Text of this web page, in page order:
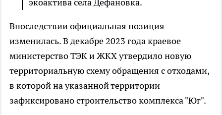
экоактива села Дефановка.
Впоследствии официальная позиция
изменилась. В декабре 2023 года краевое
министерство ТЭК и ЖКХ утвердило новую
территориальную схему обращения с отходами,
в которой на указанной территории
зафиксировано строительство комплекса "Юг".